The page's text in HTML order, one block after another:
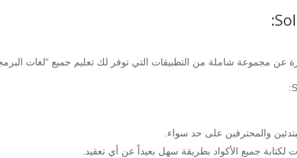
والمحترفين على حد سواء.
لكتابة جميع الأكواد بطريقة سهل بعيداً عن أي تعقيد.